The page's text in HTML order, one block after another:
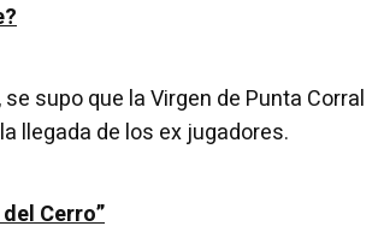
supo que la Virgen de Punta Corral
llegada de los ex jugadores.
Cerro”